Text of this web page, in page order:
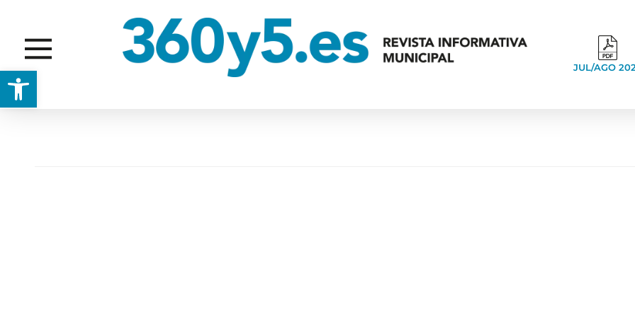
Abrir barra de herramientas JUL/AGO